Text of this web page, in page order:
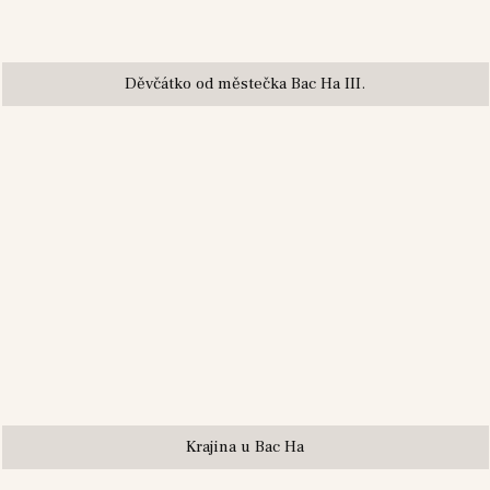
Děvčátko od městečka Bac Ha III.
Krajina u Bac Ha